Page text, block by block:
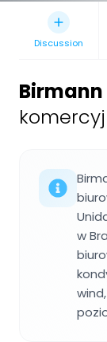
Discussion
Birmann
w